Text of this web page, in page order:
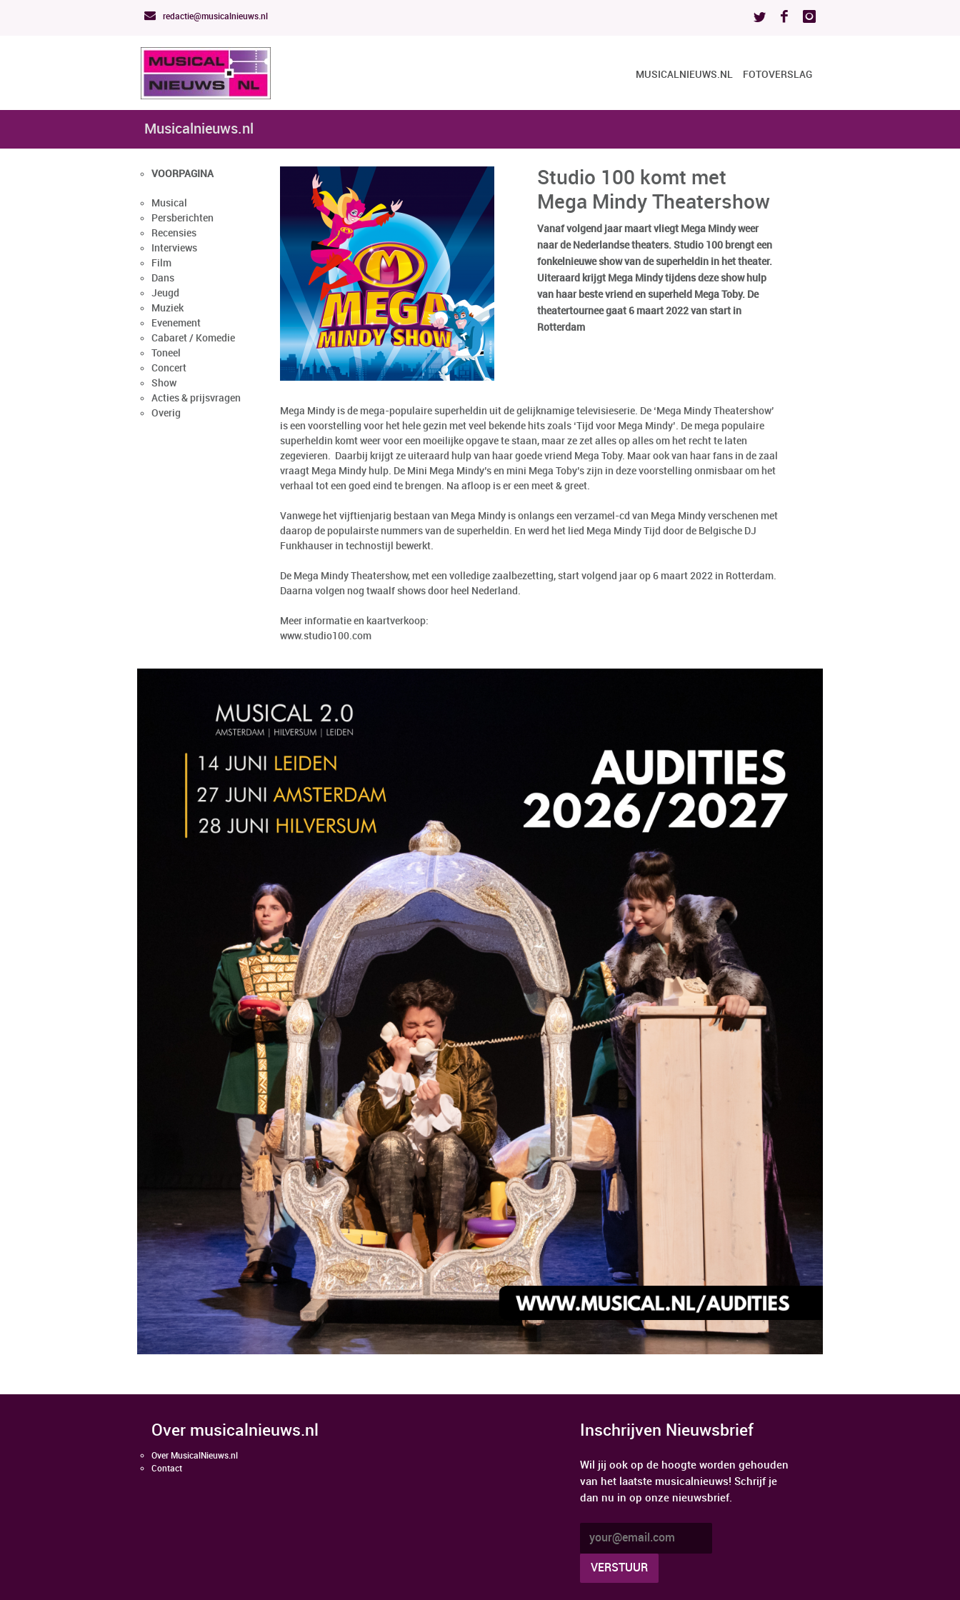
redactie@musicalnieuws.nl
MUSICALNIEUWS.NL FOTOVERSLAG
Musicalnieuws.nl
VOORPAGINA
Musical
Persberichten
Recensies
Interviews
Film
Dans
Jeugd
Muziek
Evenement
Cabaret / Komedie
Toneel
Concert
Show
Acties & prijsvragen
Overig
Studio 100 komt met
Mega Mindy Theatershow
Vanaf volgend jaar maart vliegt Mega Mindy weer
naar de Nederlandse theaters. Studio 100 brengt een
fonkelnieuwe show van de superheldin in het theater.
Uiteraard krijgt Mega Mindy tijdens deze show hulp
van haar beste vriend en superheld Mega Toby. De
theatertournee gaat 6 maart 2022 van start in
Rotterdam
Mega Mindy is de mega-populaire superheldin uit de gelijknamige televisieserie. De ‘Mega Mindy Theatershow’
is een voorstelling voor het hele gezin met veel bekende hits zoals ‘Tijd voor Mega Mindy’. De mega populaire
superheldin komt weer voor een moeilijke opgave te staan, maar ze zet alles op alles om het recht te laten
zegevieren. Daarbij krijgt ze uiteraard hulp van haar goede vriend Mega Toby. Maar ook van haar fans in de zaal
vraagt Mega Mindy hulp. De Mini Mega Mindy’s en mini Mega Toby’s zijn in deze voorstelling onmisbaar om het
verhaal tot een goed eind te brengen. Na afloop is er een meet & greet.
Vanwege het vijftienjarig bestaan van Mega Mindy is onlangs een verzamel-cd van Mega Mindy verschenen met
daarop de populairste nummers van de superheldin. En werd het lied Mega Mindy Tijd door de Belgische DJ
Funkhauser in technostijl bewerkt.
De Mega Mindy Theatershow, met een volledige zaalbezetting, start volgend jaar op 6 maart 2022 in Rotterdam.
Daarna volgen nog twaalf shows door heel Nederland.
Meer informatie en kaartverkoop:
www.studio100.com
over musicalnieuws.nl
Over MusicalNieuws.nl
Contact
Inschrijven Nieuwsbrief
Wil jij ook op de hoogte worden gehouden
van het laatste musicalnieuws! Schrijf je
dan nu in op onze nieuwsbrief.